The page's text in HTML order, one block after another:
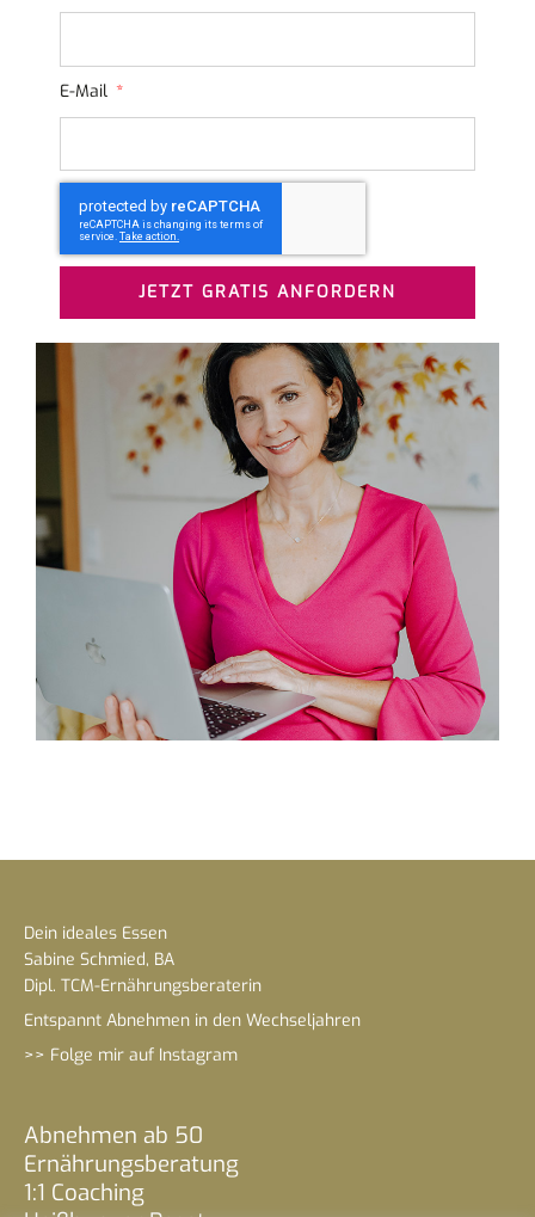
E-Mail
JETZT GRATIS ANFORDERN
Dein ideales Essen
Sabine Schmied, BA
Dipl. TCM-Ernährungsberaterin
Entspannt Abnehmen in den Wechseljahren
>> Folge mir auf Instagram
Abnehmen ab 50
Ernährungsberatung
1:1 Coaching